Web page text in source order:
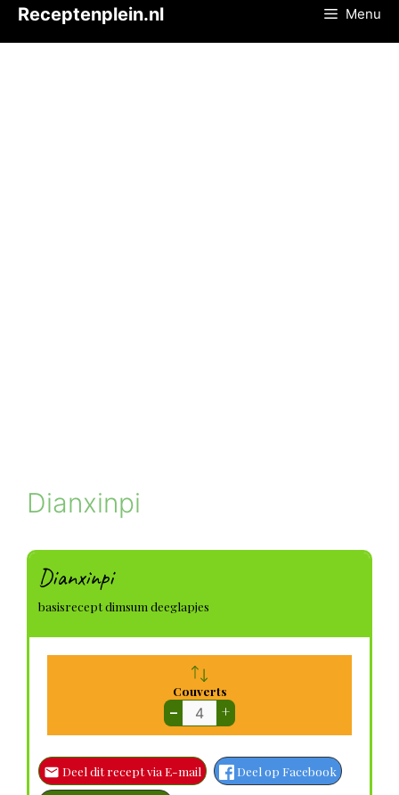
Receptenplein.nl Menu
Dianxinpi
Dianxinpi
basisrecept dimsum deeglapjes
Couverts
– +
Deel dit recept via E-mail Deel op Facebook